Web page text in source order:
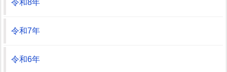
令和8年
令和7年
令和6年